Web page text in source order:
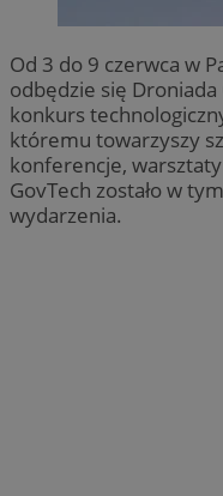
Od 3 do 9 czerwca w
odbędzie się
konkurs
któremu towarzyszy
konferencje,
GovTech zostało w
wydarzenia.